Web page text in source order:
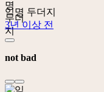
익명 두더지
3년 이상 전
not bad